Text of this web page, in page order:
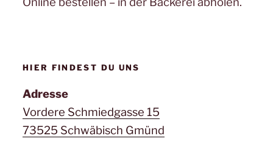
HIER FINDEST DU UNS
Adresse
Vordere Schmiedgasse 15
73525 Schwäbisch Gmünd